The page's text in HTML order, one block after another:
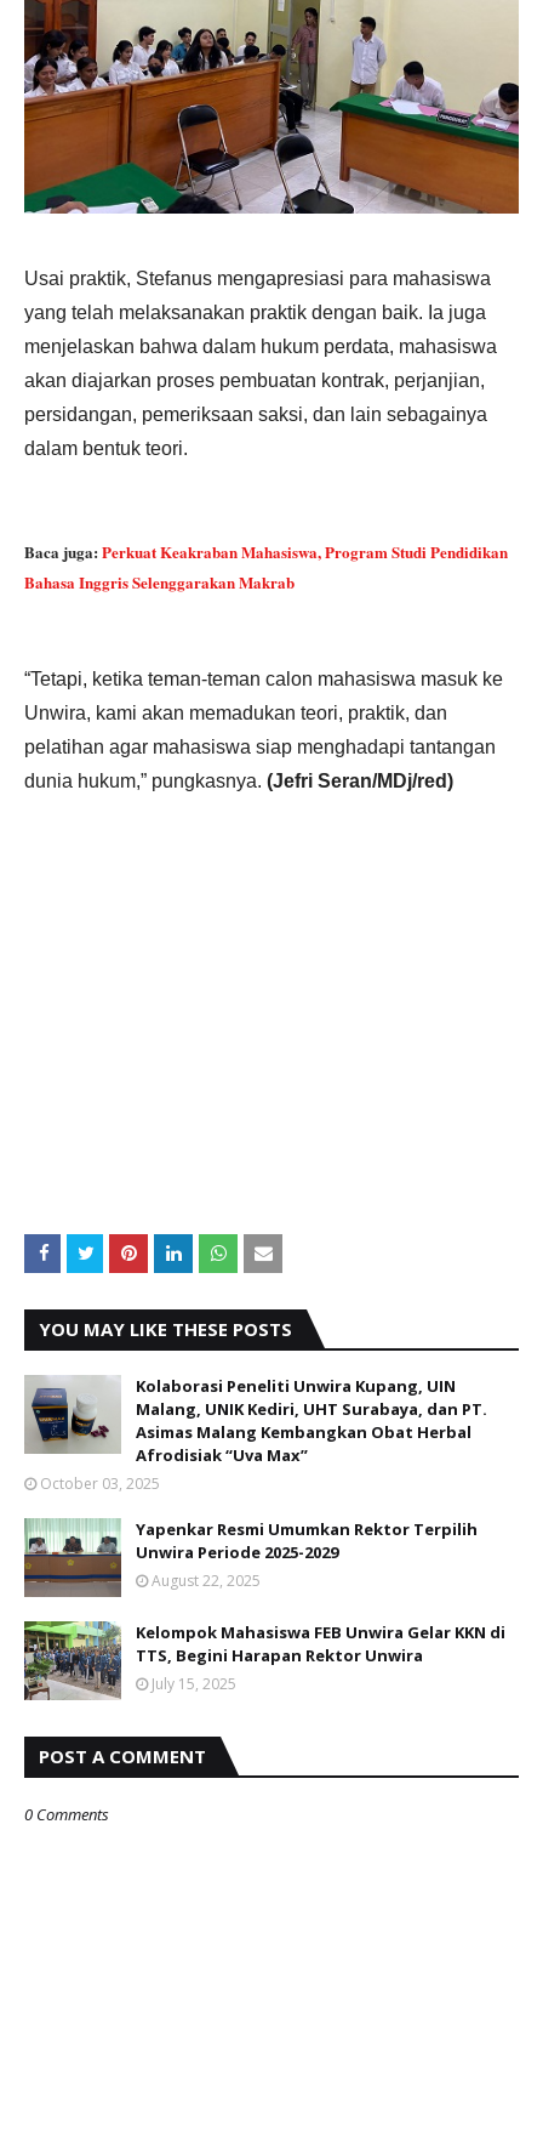
Usai praktik, Stefanus mengapresiasi para mahasiswa
yang telah melaksanakan praktik dengan baik. Ia juga
menjelaskan bahwa dalam hukum perdata, mahasiswa
akan diajarkan proses pembuatan kontrak, perjanjian,
persidangan, pemeriksaan saksi, dan lain sebagainya
dalam bentuk teori.
Baca juga: Perkuat Keakraban Mahasiswa, Program Studi Pendidikan
Bahasa Inggris Selenggarakan Makrab
“Tetapi, ketika teman-teman calon mahasiswa masuk ke
Unwira, kami akan memadukan teori, praktik, dan
pelatihan agar mahasiswa siap menghadapi tantangan
dunia hukum,” pungkasnya. (Jefri Seran/MDj/red)
YOU MAY LIKE THESE POSTS
Kolaborasi Peneliti Unwira Kupang, UIN
Malang, UNIK Kediri, UHT Surabaya, dan PT.
Asimas Malang Kembangkan Obat Herbal
Afrodisiak “Uva Max”
October 03, 2025
Yapenkar Resmi Umumkan Rektor Terpilih
Unwira Periode 2025-2029
August 22, 2025
Kelompok Mahasiswa FEB Unwira Gelar KKN di
TTS, Begini Harapan Rektor Unwira
July 15, 2025
POST A COMMENT
0 Comments